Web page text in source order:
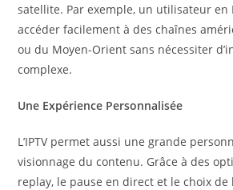
satellite. Par exemple, un utilisateur en
accéder facilement à des chaînes
ou du Moyen-Orient sans nécessiter
complexe.
Une Expérience Personnalisée
L’IPTV permet aussi une grande
visionnage du contenu. Grâce à des
replay, le pause en direct et le choix de